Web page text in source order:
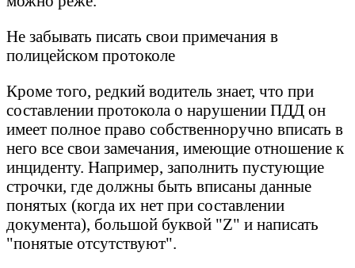
Не забывать писать свои примечания в
полицейском протоколе
Кроме того, редкий водитель знает, что при
составлении протокола о нарушении ПДД он
имеет полное право собственноручно вписать в
него все свои замечания, имеющие отношение к
инциденту. Например, заполнить пустующие
строчки, где должны быть вписаны данные
понятых (когда их нет при составлении
документа), большой буквой "Z" и написать
"понятые отсутствуют".